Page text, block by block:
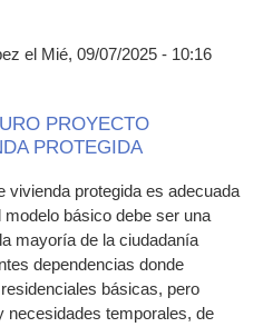
el Mié, 09/07/2025 - 10:16
PROYECTO
PROTEGIDA
vivienda protegida es adecuada
básico debe ser una
mayoría de la ciudadanía
dependencias donde
básicas, pero
necesidades temporales, de